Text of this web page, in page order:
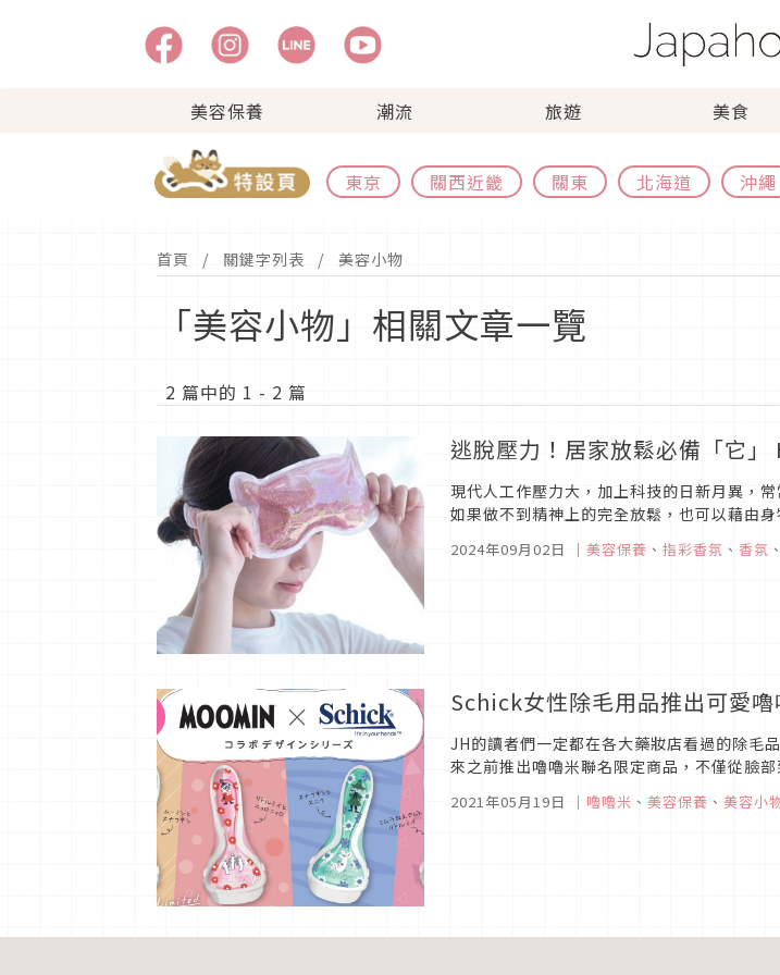
美容保養 潮流 旅遊 美食
東京 關西近畿 關東 北海道 沖繩
首頁 關鍵字列表 美容小物
「美容小物」相關文章一覽
2 篇中的 1 - 2 篇
逃脫壓力！居家放鬆必備「它」
現代人工作壓力大，加上科技的日新月異，
如果做不到精神上的完全放鬆，也可以藉由
2024年09月02日 ｜ 美容保養 、 指彩香氛 、 香氛 、
Schick女性除毛用品推出可愛
JH的讀者們一定都在各大藥妝店看過的除毛
來之前推出嚕嚕米聯名限定商品，不僅從臉
2021年05月19日 ｜ 嚕嚕米 、 美容保養 、 美容小